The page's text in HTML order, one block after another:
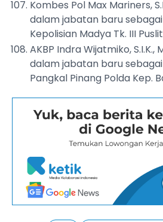
Kombes Pol Max Mariners,
dalam jabatan baru
Kepolisian Madya Tk. III
AKBP Indra Wijatmiko, S.I.K.,
dalam jabatan baru
Pangkal Pinang Polda Kep.